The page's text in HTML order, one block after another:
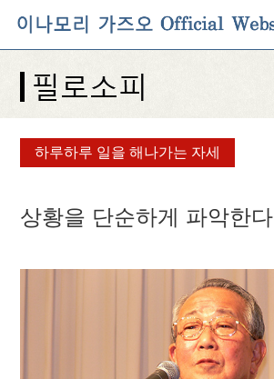
하루하루 일을 해나가는 자세
상황을 단순하게 파악한다